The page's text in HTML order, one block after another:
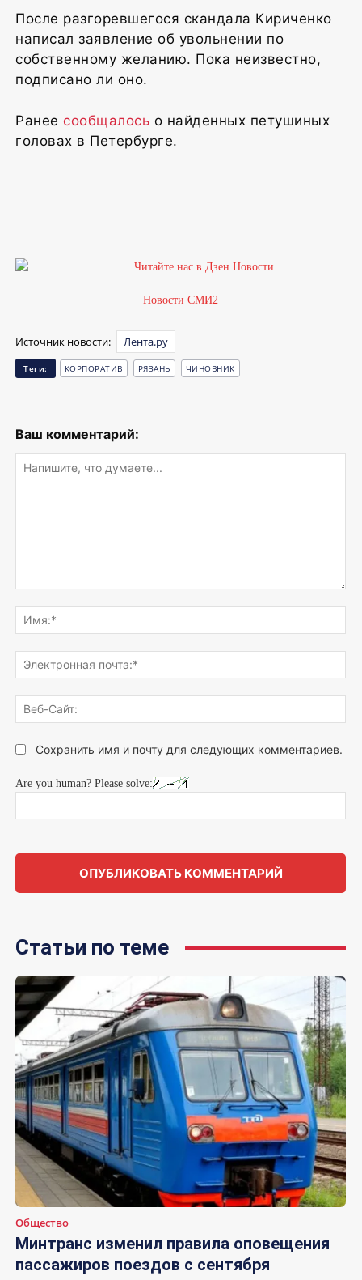
После разгоревшегося скандала Кириченко
написал заявление об увольнении по
собственному желанию. Пока неизвестно,
подписано ли оно.
Ранее сообщалось о найденных петушиных
головах в Петербурге.
Новости СМИ2
Источник новости: Лента.ру
Теги: КОРПОРАТИВ РЯЗАНЬ ЧИНОВНИК
Ваш комментарий:
что
думаете...
Сохранить имя и почту для следующих комментариев.
Are you human? Please solve:
Статьи по теме
Общество
Минтранс изменил правила оповещения
пассажиров поездов с сентября